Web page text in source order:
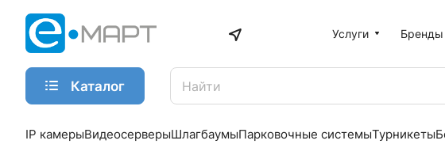
Услуги Бренды
Каталог
IP камерыВидеосерверыШлагбаумыПарковочные системыТурникеты